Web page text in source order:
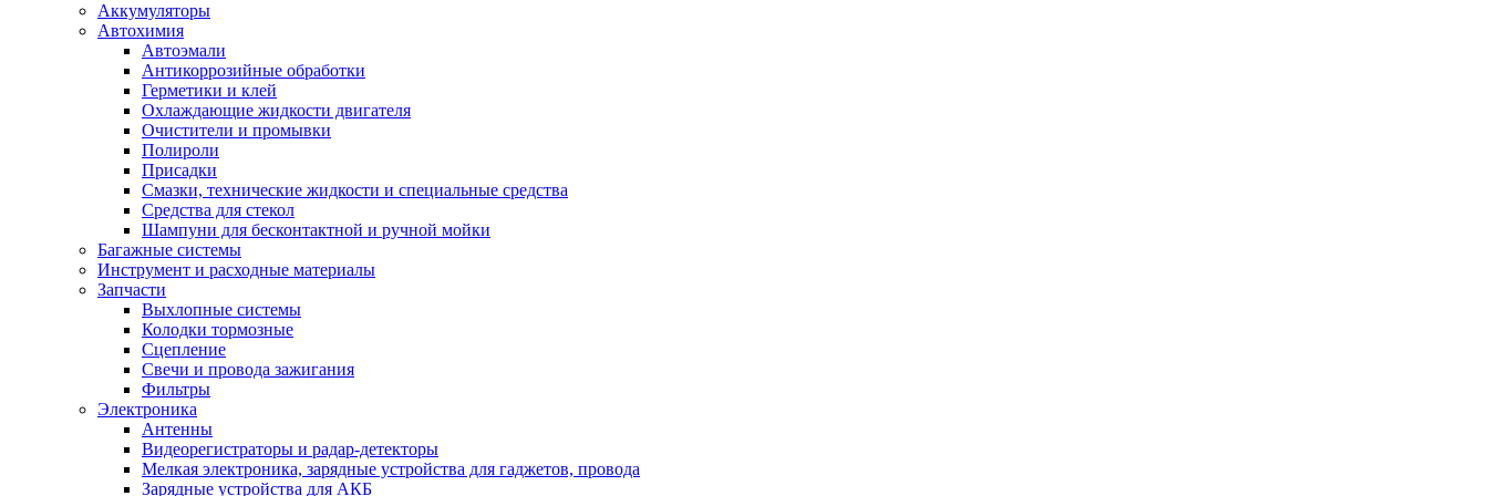
Аккумуляторы
Автохимия
Автоэмали
Антикоррозийные обработки
Герметики и клей
Охлаждающие жидкости двигателя
Очистители и промывки
Полироли
Присадки
Смазки, технические жидкости и специальные средства
Средства для стекол
Шампуни для бесконтактной и ручной мойки
Багажные системы
Инструмент и расходные материалы
Запчасти
Выхлопные системы
Колодки тормозные
Сцепление
Свечи и провода зажигания
Фильтры
Электроника
Антенны
Видеорегистраторы и радар-детекторы
Мелкая электроника, зарядные устройства для гаджетов, провода
Зарядные устройства для АКБ